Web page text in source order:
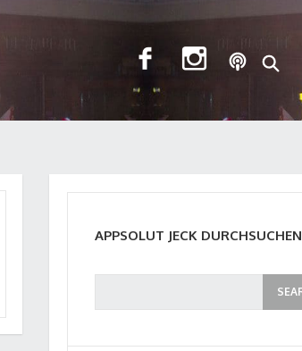
APPSOLUT JECK DURCHSUCHEN